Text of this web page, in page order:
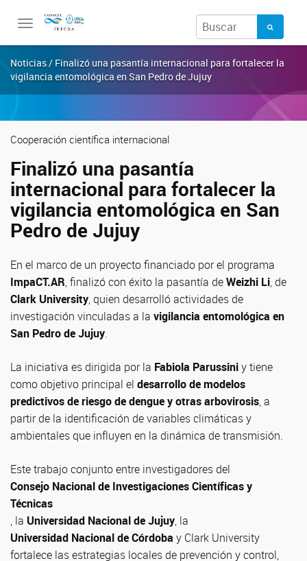
Toggle
Noticias / Finalizó una pasantía internacional para fortalecer la
vigilancia entomológica en San Pedro de Jujuy
Cooperación científica internacional
Finalizó una pasantía
internacional para fortalecer la
vigilancia entomológica en San
Pedro de Jujuy
En el marco de un proyecto financiado por el programa
ImpaCT.AR, finalizó con éxito la pasantía deWeizhi Li, de
Clark University, quien desarrolló actividades de
investigación vinculadas a la vigilancia entomológica en
San Pedro de Jujuy.
La iniciativa es dirigida por la Fabiola Parussiniy tiene
como objetivo principal el desarrollo de modelos
predictivos de riesgo de dengue y otras arbovirosis, a
partir de la identificación de variables climáticas y
ambientales que influyen en la dinámica de transmisión.
Este trabajo conjunto entre investigadores del
Consejo Nacional de Investigaciones Científicas y
Técnicas
, la Universidad Nacional de Jujuy, la
Universidad Nacional de Córdoba y Clark University
fortalece las estrategias locales de prevención y control,